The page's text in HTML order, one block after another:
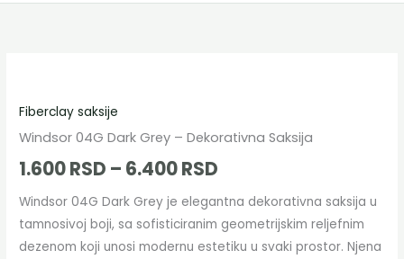
Fiberclay saksije
Windsor 04G Dark Grey – Dekorativna Saksija
1.600RSD – 6.400RSD
од
до
6.400 RSD
Windsor 04G Dark Grey je elegantna dekorativna saksija u
tamnosivoj boji, sa sofisticiranim geometrijskim reljefnim
dezenom koji unosi modernu estetiku u svaki prostor. Njena
Dark
Grey
–
Saksija
količina